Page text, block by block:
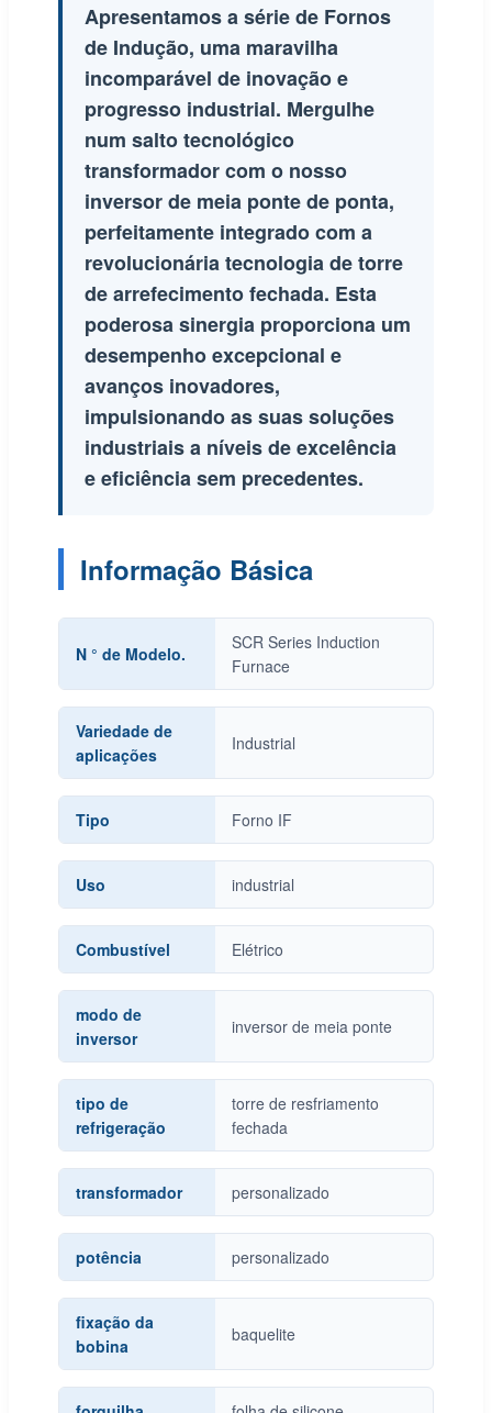
Apresentamos a série de Fornos
de Indução, uma maravilha
incomparável de inovação e
progresso industrial. Mergulhe
num salto tecnológico
transformador com o nosso
inversor de meia ponte de ponta,
perfeitamente integrado com a
revolucionária tecnologia de torre
de arrefecimento fechada. Esta
poderosa sinergia proporciona um
desempenho excepcional e
avanços inovadores,
impulsionando as suas soluções
industriais a níveis de excelência
e eficiência sem precedentes.
Informação Básica
N ° de Modelo.
SCR Series Induction
Furnace
Variedade de
aplicações
Industrial
Tipo Forno IF
Uso industrial
Combustível Elétrico
modo de
inversor
inversor de meia ponte
tipo de
refrigeração
torre de resfriamento
fechada
transformador personalizado
potência personalizado
fixação da
bobina
baquelite